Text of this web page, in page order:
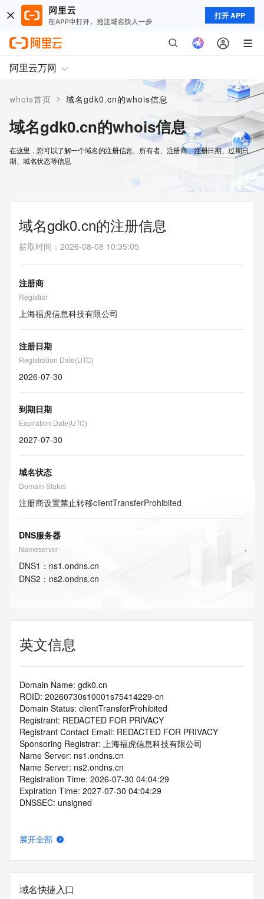
打开 APP
阿里云万网
whois首页 > 域名gdk0.cn的whois信息
域名gdk0.cn的whois信息
在这里，您可以了解一个域名的注册信息、所有者、注册商、注册日期、过期日
期、域名状态等信息
域名gdk0.cn的注册信息
获取时间 ： 2026-08-08 10:35:05
注册商
Registrar
上海福虎信息科技有限公司
注册日期
Registration Date(UTC)
2026-07-30
到期日期
Expiration Date(UTC)
2027-07-30
域名状态
Domain Status
注册商设置禁止转移clientTransferProhibited
DNS服务器
Nameserver
DNS1 ： ns1.ondns.cn
DNS2 ： ns2.ondns.cn
英文信息
Domain Name: gdk0.cn
ROID: 20260730s10001s75414229-cn
Domain Status: clientTransferProhibited
Registrant: REDACTED FOR PRIVACY
Registrant Contact Email: REDACTED FOR PRIVACY
Sponsoring Registrar: 上海福虎信息科技有限公司
Name Server: ns1.ondns.cn
Name Server: ns2.ondns.cn
Registration Time: 2026-07-30 04:04:29
Expiration Time: 2027-07-30 04:04:29
DNSSEC: unsigned
展开全部
域名快捷入口